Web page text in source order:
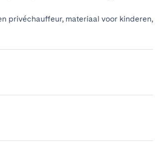
privéchauffeur, materiaal voor kinderen,